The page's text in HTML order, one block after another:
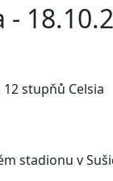
-
stupňů Celsia
stadionu v